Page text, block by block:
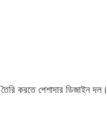
করতে পেশাদার ডিজাইন দল।